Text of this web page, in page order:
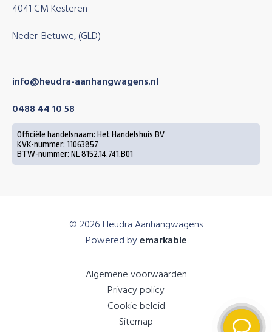
4041 CM Kesteren
Neder-Betuwe, (GLD)
info@heudra-aanhangwagens.nl
0488 44 10 58
Officiële handelsnaam: Het Handelshuis BV
KVK-nummer: 11063857
BTW-nummer: NL 8152.14.741.B01
© 2026 Heudra Aanhangwagens
Powered byemarkable
Algemene voorwaarden
Privacy policy
Cookie beleid
Sitemap